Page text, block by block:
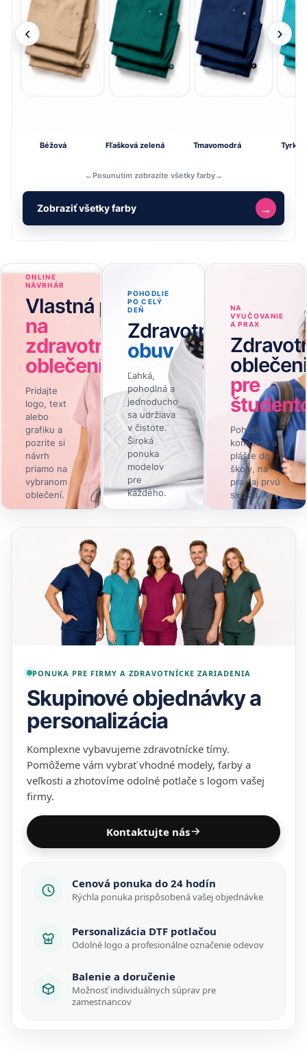
‹
Béžová Fľašková zelená Tmavomodrá
›
←Posunutím zobrazíte všetky farby→
Zobraziť všetky farby →
ONLINE
NÁVRHÁR
Vlastná potlač
na
zdravotníckom
oblečení
Pridajte
logo, text
alebo
grafiku a
pozrite si
návrh
priamo na
vybranom
oblečení.
POHODLIE
PO CELÝ
DEŇ
Zdravotnícka
obuv
Ľahká,
pohodlná a
jednoducho
sa udržiava
v čistote.
Široká
ponuka
modelov
pre
každého.
NA
VYUČOVANIE
A PRAX
pre
Pohodlné
komplety a
plášte do
školy, na
prax aj prvú
službu.
PONUKA PRE FIRMY A ZDRAVOTNÍCKE ZARIADENIA
Skupinové objednávky a
personalizácia
Komplexne vybavujeme zdravotnícke tímy.
Pomôžeme vám vybrať vhodné modely, farby a
veľkosti a zhotovíme odolné potlače s logom vašej
firmy.
Kontaktujte nás
Cenová ponuka do 24 hodín
Rýchla ponuka prispôsobená vašej objednávke
Personalizácia DTF potlačou
Odolné logo a profesionálne označenie odevov
Balenie a doručenie
Možnosť individuálnych súprav pre
zamestnancov